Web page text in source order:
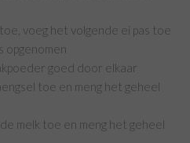
voeg het volgende ei pas toe
opgenomen
goed door elkaar
toe en meng het geheel
melk toe en meng het geheel